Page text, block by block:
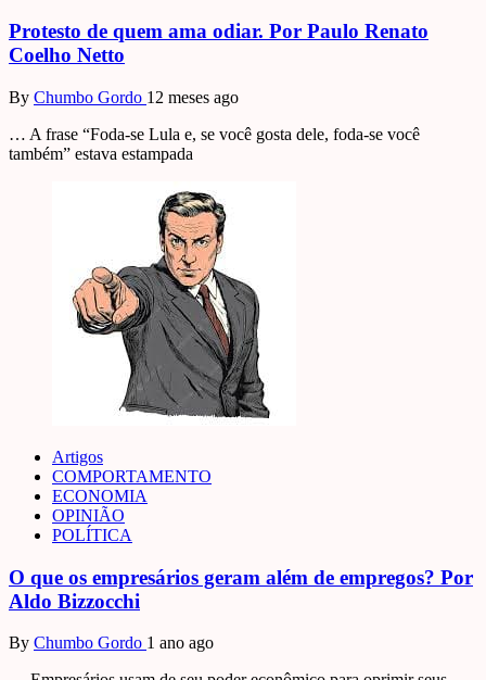
Protesto de quem ama odiar. Por Paulo Renato
Coelho Netto
By Chumbo Gordo 12 meses ago
… A frase “Foda-se Lula e, se você gosta dele, foda-se você
também” estava estampada
Artigos
COMPORTAMENTO
ECONOMIA
OPINIÃO
POLÍTICA
O que os empresários geram além de empregos? Por
Aldo Bizzocchi
By Chumbo Gordo 1 ano ago